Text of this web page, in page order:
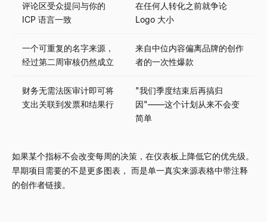
评论区受众提问与你的
ICP 语言一致
在任何人转化之前就争论
Logo 大小
一个可重复的名字来源，
经过第二周审核仍然成立
来自中位内容偏离品牌的创作
者的一次性爆款
财务无需法医审计即可将
支出关联到发票和结果行
"我们季度结束后再搞归
因"——这个计划从来不会变
简单
如果某个指标不会改变每周的决策，在仪表板上降低它的优先级。
早期项目需要的不是更多图表， 而是单一真实来源表格中带注释
的创作者链接。